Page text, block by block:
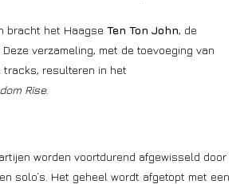
bracht het Haagse Ten Ton John, de
verzameling, met de toevoeging van
tracks, resulteren in het
Rise.
worden voortdurend afgewisseld door
solo’s. Het geheel wordt afgetopt met een